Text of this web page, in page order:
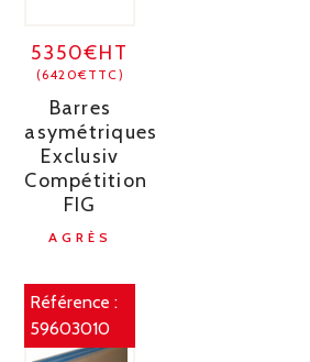
5350€HT
(6420€TTC)
Barres
asymétriques
Exclusiv
Compétition
FIG
AGRÈS
Référence :
59603010